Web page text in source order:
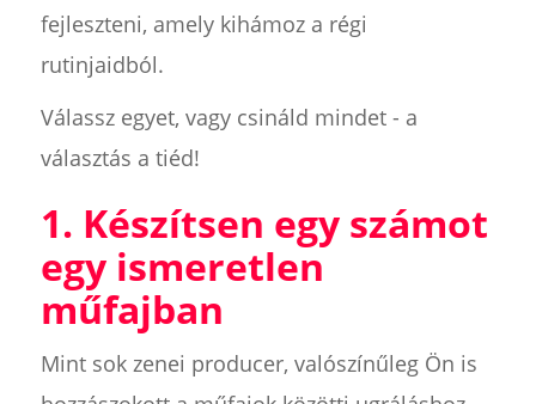
fejleszteni, amely kihámoz a régi
rutinjaidból.
Válassz egyet, vagy csináld mindet - a
választás a tiéd!
1. Készítsen egy számot
egy ismeretlen
műfajban
Mint sok zenei producer, valószínűleg Ön is